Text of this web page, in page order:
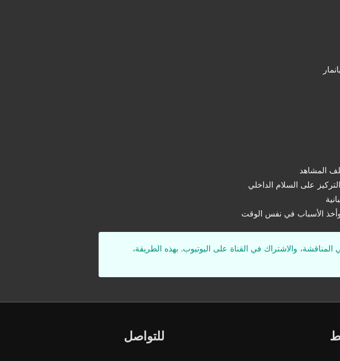
المشاهد
على السلام الداخلي
وأخذ الأسباب في نفس الوقت
والاشتراك في القناة على اليوتيوب. بهذه الطريقة،
للتواصل